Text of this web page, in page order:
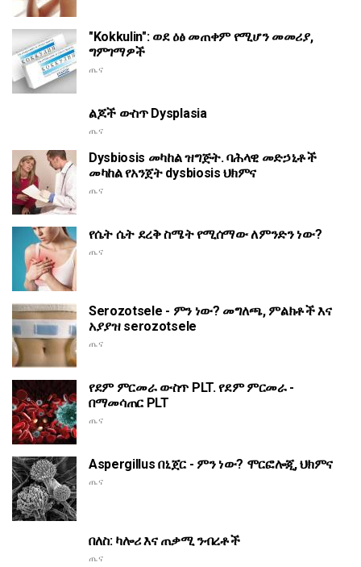
"Kokkulin": ወደ ዕፅ መጠቀም የሚሆን መመሪያ,
ግምገማዎች
ጤና
ልጆች ውስጥ Dysplasia
ጤና
Dysbiosis መካከል ዝግጅት. ባሕላዊ መድኃኒቶች
መካከል የአንጀት dysbiosis ህክምና
ጤና
የሴት ሴት ደረቅ ስሜት የሚሰማው ለምንድን ነው?
ጤና
Serozotsele - ምን ነው? መግለጫ, ምልክቶች እና
አያያዝ serozotsele
ጤና
የደም ምርመራ ውስጥ PLT. የደም ምርመራ -
በማመሳጠር PLT
ጤና
Aspergillus በኒጀር - ምን ነው? ሞርፎሎጂ, ህክምና
ጤና
በለስ: ካሎሪ እና ጠቃሚ ንብረቶች
ጤና